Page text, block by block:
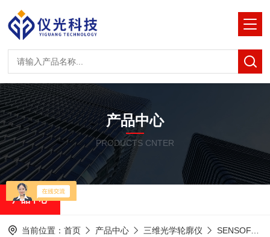
产品中心
PRODUCTS CNTER
产品中心
当前位置： 首页 产品中心 三维光学轮廓仪 SENSOFAR共聚焦白光干涉仪